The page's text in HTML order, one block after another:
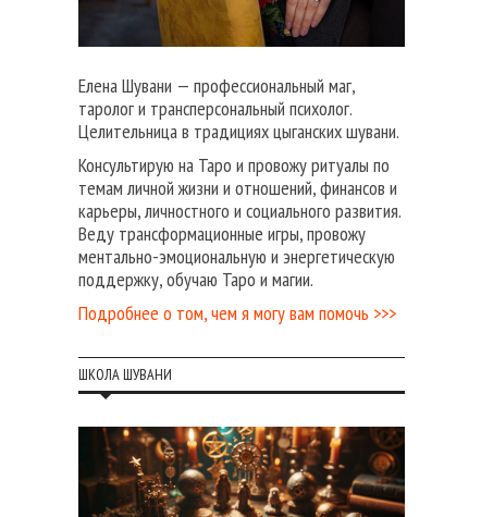
Елена Шувани — профессиональный маг,
таролог и трансперсональный психолог.
Целительница в традициях цыганских шувани.
Консультирую на Таро и провожу ритуалы по
темам личной жизни и отношений, финансов и
карьеры, личностного и социального развития.
Веду трансформационные игры, провожу
ментально-эмоциональную и энергетическую
поддержку, обучаю Таро и магии.
Подробнее о том, чем я могу вам помочь >>>
ШКОЛА ШУВАНИ